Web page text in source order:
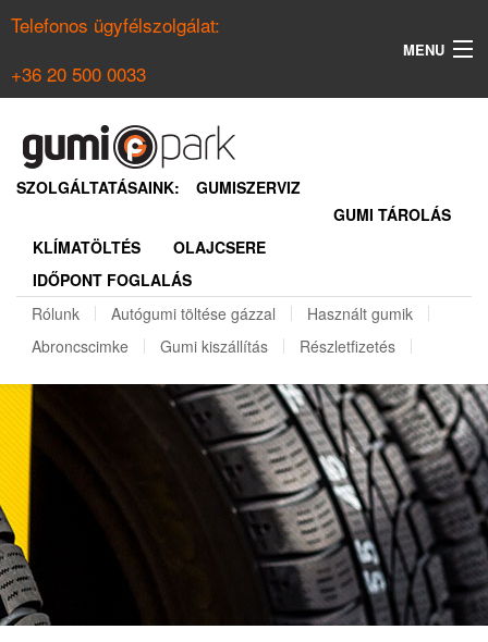
Telefonos ügyfélszolgálat:
+36 20 500 0033
MENU
NYÁRI GUMI KERESŐ
REGISZTRÁCIÓ
SZOLGÁLTATÁSAINK:
GUMISZERVIZ
GUMI TÁROLÁS
KLÍMATÖLTÉS
OLAJCSERE
IDŐPONT FOGLALÁS
Rólunk
Autógumi töltése gázzal
Használt gumik
Abroncscimke
Gumi kiszállítás Részletfizetés